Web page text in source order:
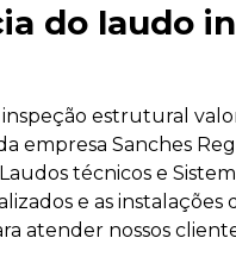
do laudo
estrutural
empresa Sanches
técnicos e
e as
atender nossos